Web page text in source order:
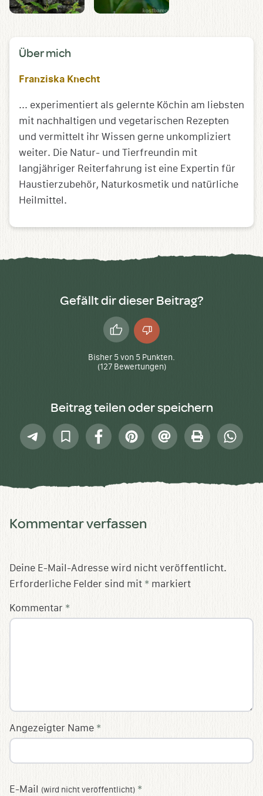
Über mich
Franziska Knecht
... experimentiert als gelernte Köchin am liebsten
mit nachhaltigen und vegetarischen Rezepten
und vermittelt ihr Wissen gerne unkompliziert
weiter. Die Natur- und Tierfreundin mit
langjähriger Reiterfahrung ist eine Expertin für
Haustierzubehör, Naturkosmetik und natürliche
Heilmittel.
Gefällt dir dieser Beitrag?
Daumen
hoch
Daumen
runter
Bisher 5von 5 Punkten.
(127Bewertungen)
Beitrag teilen oder speichern
Telegram
In
Sammlung
FacebookPinterest
E-
Mail
Drucken
Kommentar verfassen
Deine E-Mail-Adresse wird nicht veröffentlicht.
Erforderliche Felder sind mit * markiert
Kommentar *
Angezeigter Name *
E-Mail (wird nicht veröffentlicht) *